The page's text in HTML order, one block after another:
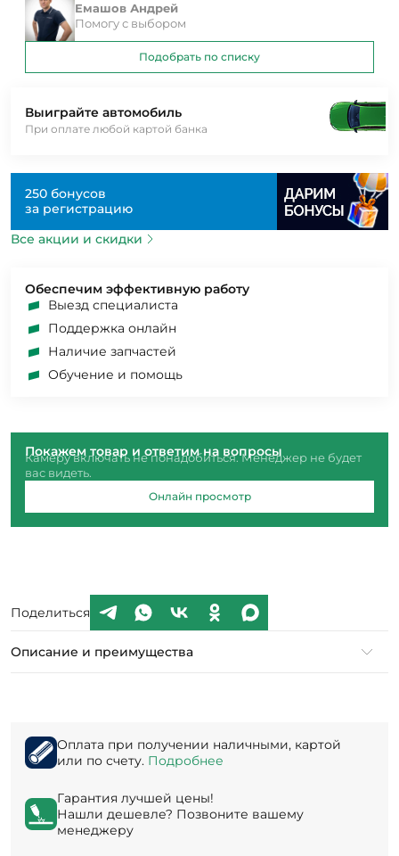
Выиграйте автомобиль
При оплате любой картой банка
250 бонусов
за регистрацию
Все акции и скидки
Обеспечим эффективную работу
Выезд специалиста
Поддержка онлайн
Наличие запчастей
Обучение и помощь
Покажем товар и ответим на вопросы
Камеру включать не понадобиться. Менеджер не будет
вас видеть.
Онлайн просмотр
Емашов Андрей
Помогу с выбором
Подобрать по списку
Поделиться
Описание и преимущества
Оплата при получении наличными, картой
или по счету. Подробнее
Гарантия лучшей цены!
Нашли дешевле? Позвоните вашему
менеджеру